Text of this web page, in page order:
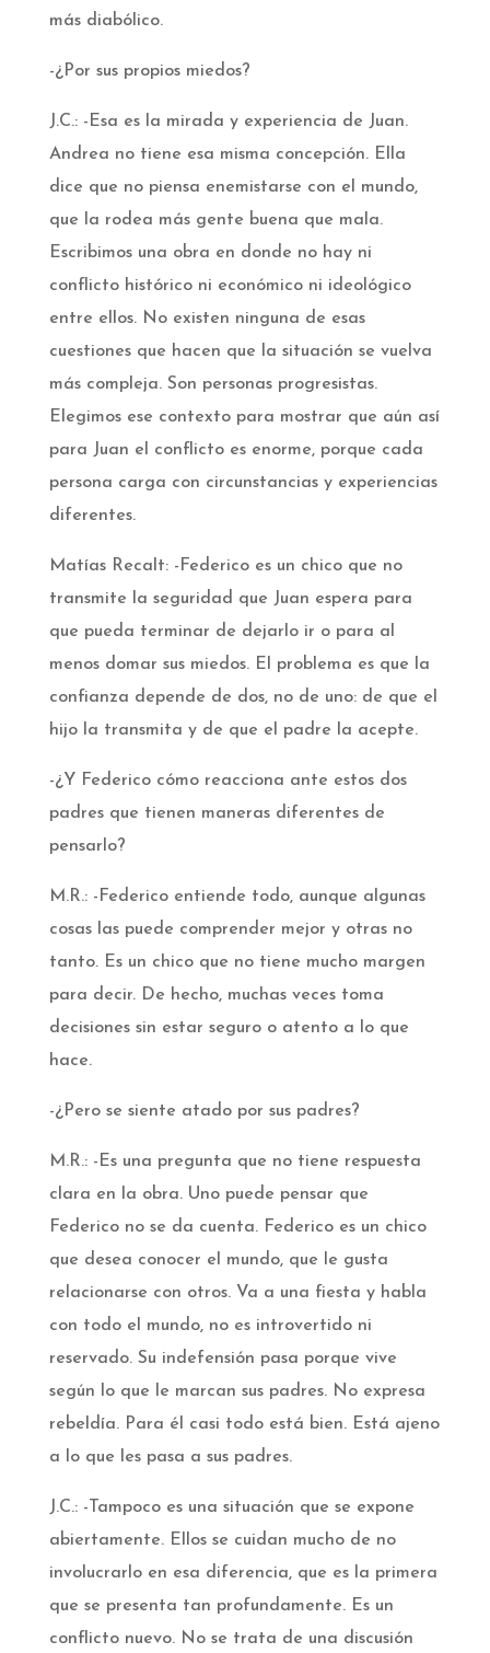
más diabólico.
-¿Por sus propios miedos?
J.C.: -Esa es la mirada y experiencia de Juan.
Andrea no tiene esa misma concepción. Ella
dice que no piensa enemistarse con el mundo,
que la rodea más gente buena que mala.
Escribimos una obra en donde no hay ni
conflicto histórico ni económico ni ideológico
entre ellos. No existen ninguna de esas
cuestiones que hacen que la situación se vuelva
más compleja. Son personas progresistas.
Elegimos ese contexto para mostrar que aún así
para Juan el conflicto es enorme, porque cada
persona carga con circunstancias y experiencias
diferentes.
Matías Recalt: -Federico es un chico que no
transmite la seguridad que Juan espera para
que pueda terminar de dejarlo ir o para al
menos domar sus miedos. El problema es que la
confianza depende de dos, no de uno: de que el
hijo la transmita y de que el padre la acepte.
-¿Y Federico cómo reacciona ante estos dos
padres que tienen maneras diferentes de
pensarlo?
M.R.: -Federico entiende todo, aunque algunas
cosas las puede comprender mejor y otras no
tanto. Es un chico que no tiene mucho margen
para decir. De hecho, muchas veces toma
decisiones sin estar seguro o atento a lo que
hace.
-¿Pero se siente atado por sus padres?
M.R.: -Es una pregunta que no tiene respuesta
clara en la obra. Uno puede pensar que
Federico no se da cuenta. Federico es un chico
que desea conocer el mundo, que le gusta
relacionarse con otros. Va a una fiesta y habla
con todo el mundo, no es introvertido ni
reservado. Su indefensión pasa porque vive
según lo que le marcan sus padres. No expresa
rebeldía. Para él casi todo está bien. Está ajeno
a lo que les pasa a sus padres.
J.C.: -Tampoco es una situación que se expone
abiertamente. Ellos se cuidan mucho de no
involucrarlo en esa diferencia, que es la primera
que se presenta tan profundamente. Es un
conflicto nuevo. No se trata de una discusión